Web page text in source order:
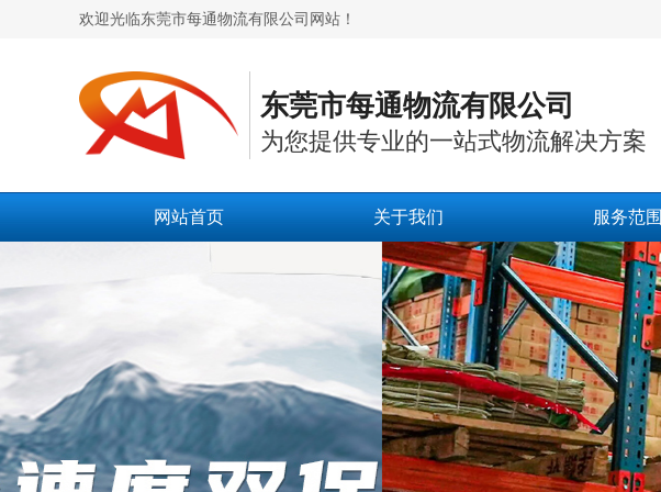
欢迎光临东莞市每通物流有限公司网站！
东莞市每通物流有限公司
为您提供专业的一站式物流解决方案
网站首页 关于我们 服务范围